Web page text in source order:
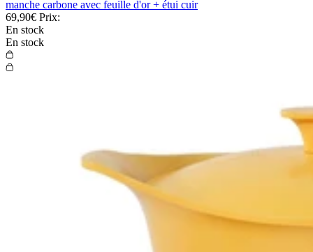
manche carbone avec feuille d'or + étui cuir
69,90€ Prix:
En stock
En stock